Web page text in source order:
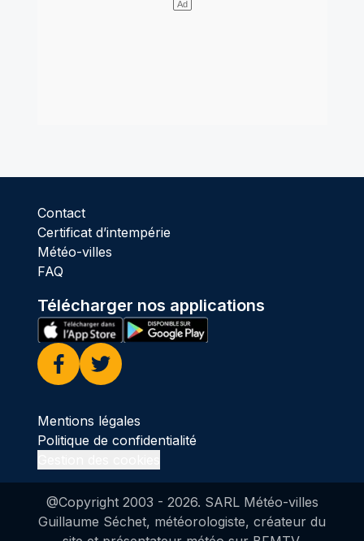
Contact
Certificat d’intempérie
Météo-villes
FAQ
Télécharger nos applications
Facebook
Twitter
Mentions légales
Politique de confidentialité
@Copyright 2003 - 2026. SARL Météo-villes
Guillaume Séchet, météorologiste, créateur du